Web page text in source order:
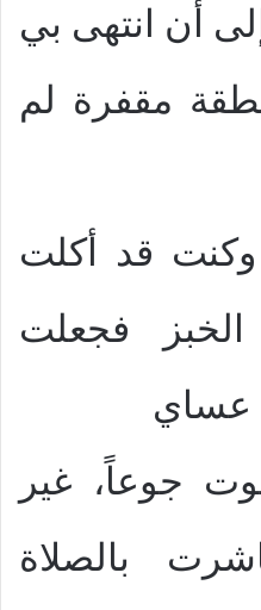
أن انتهى بي
مقفرة لم
وكنت قد أكلت
فجعلت
عساي
جوعاً، غير
بالصلاة